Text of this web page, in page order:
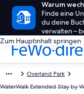
Warum
Finde eine
du deine
verwalten –
Zum Hauptinhalt springen
Overland Park
WaterWalk Extended Stay by